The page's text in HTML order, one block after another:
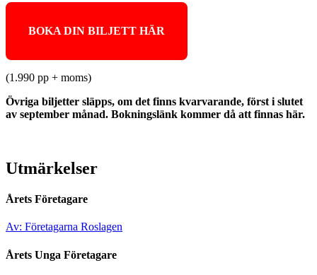
BOKA DIN BILJETT HÄR
(1.990 pp + moms)
Övriga biljetter släpps, om det finns kvarvarande, först i slutet
av september månad. Bokningslänk kommer då att finnas här.
Utmärkelser
Årets Företagare
Av: Företagarna Roslagen
Årets Unga Företagare